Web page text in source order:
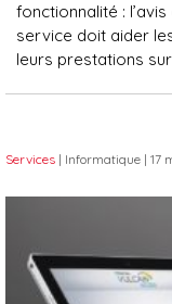
fonctionnalité :
service doit aider
leurs prestations
Services | Informatique | 17